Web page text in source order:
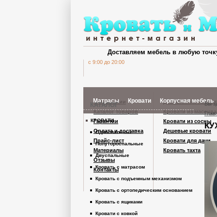
c 9:00 до 20:00
Доставляем мебель в любую
Матрасы Кровати Корпусная мебель
Шкафы Кардинал
Шкафы из дерева
Комоды
Вы
КАТАЛОГ
КРОВАТИ
Односпальные
Полутороспальные
Двуспальные
Кровать с матрасом
Кровать с подъемным механизмом
Кровать с ортопедическим основанием
Кровать с ящиками
Кровати с ковкой
О компании
Каталог товаров
Гарантии
Оплата и доставка
Прайс-лист
Материалы
Отзывы
Контакты
Деревянные
Кровати из массива
Кровати из сосны
Дешевые кровати
Кровати для дачи
Кровать тахта